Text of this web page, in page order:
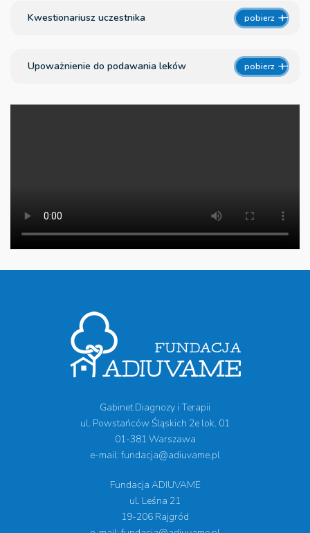
Kwestionariusz uczestnika pobierz
Upoważnienie do podawania leków pobierz
Gabinet Diagnozy i Terapii
ul. Powstańców Śląskich 2e lok. 01
01-381 Warszawa
e-mail: fundacja@adiuvame.pl
Fundacja ADIUVAME
ul. Leśna 21
19-206 Rajgród